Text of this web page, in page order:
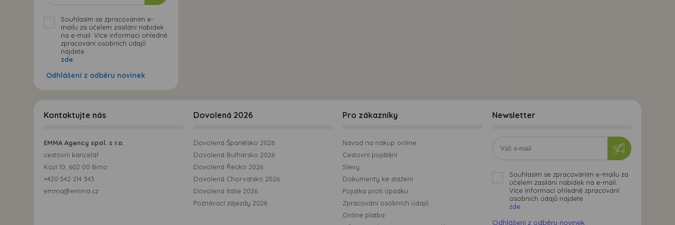
Souhlasím se zpracováním e-
mailu za účelem zasílání nabídek
na e-mail. Více informací ohledně
zpracování osobních údajů
najdete
zde.
Odhlášení z odběru novinek
Kontaktujte nás
EMMA Agency spol. s r.o.
cestovní kancelář
Kozí 10, 602 00 Brno
+420 542 214 343
emma@emma.cz
Dovolená 2026
Dovolená Španělsko 2026
Dovolená Bulharsko 2026
Dovolená Řecko 2026
Dovolená Chorvatsko 2026
Dovolená Itálie 2026
Poznávací zájezdy 2026
Pro zákazníky
Návod na nákup online
Cestovní pojištění
Slevy
Dokumenty ke stažení
Pojistka proti úpadku
Zpracování osobních údajů
Online platba
Newsletter
Souhlasím se zpracováním e-mailu za
účelem zasílání nabídek na e-mail.
Více informací ohledně zpracování
osobních údajů najdete
zde.
Odhlášení z odběru novinek